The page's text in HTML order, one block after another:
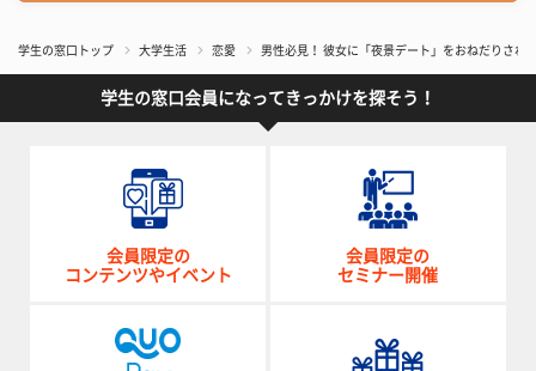
学生の窓口トップ 大学生活 恋愛 男性必見！ 彼女に「夜景デート」をおねだりされ
学生の窓口会員になってきっかけを探そう！
会員限定の
コンテンツやイベント
会員限定の
セミナー開催